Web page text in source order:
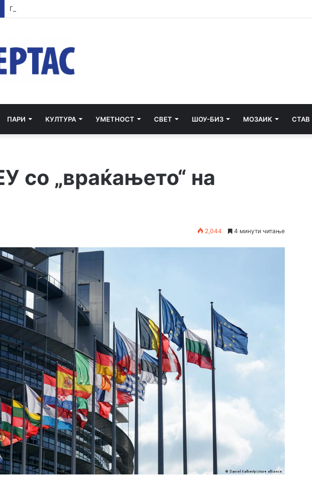
По речиси 30 години почнува судењето за убиството на Тупак Шакур
ПАРИ КУЛТУРА УМЕТНОСТ СВЕТ ШОУ-БИЗ МОЗАИК СТАВ
со „враќањето“ на
2,044 4 минути читање